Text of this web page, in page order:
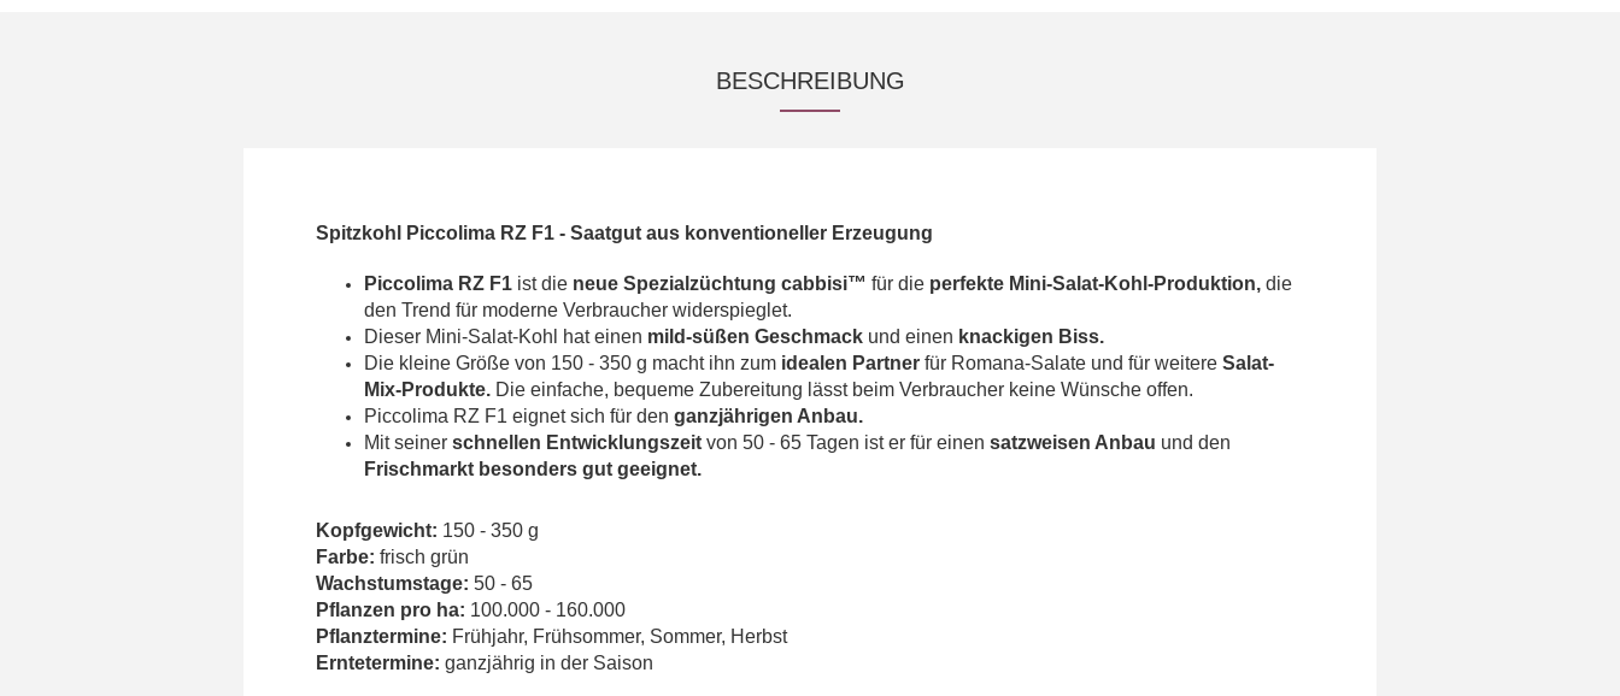
BESCHREIBUNG
Spitzkohl Piccolima RZ F1 - Saatgut aus konventioneller Erzeugung
Piccolima RZ F1 ist die neue Spezialzüchtung cabbisi™ für die perfekte Mini-Salat-Kohl-Produktion, die
den Trend für moderne Verbraucher widerspieglet.
Dieser Mini-Salat-Kohl hat einen mild-süßen Geschmack und einen knackigen Biss.
Die kleine Größe von 150 - 350 g macht ihn zum idealen Partner für Romana-Salate und für weitere Salat-
Mix-Produkte. Die einfache, bequeme Zubereitung lässt beim Verbraucher keine Wünsche offen.
Piccolima RZ F1 eignet sich für den ganzjährigen Anbau.
Mit seiner schnellen Entwicklungszeit von 50 - 65 Tagen ist er für einen satzweisen Anbau und den
Frischmarkt besonders gut geeignet.
Kopfgewicht: 150 - 350 g
Farbe: frisch grün
Wachstumstage: 50 - 65
Pflanzen pro ha: 100.000 - 160.000
Pflanztermine: Frühjahr, Frühsommer, Sommer, Herbst
Erntetermine: ganzjährig in der Saison